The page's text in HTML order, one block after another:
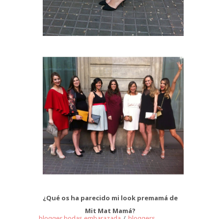
¿Qué os ha parecido mi look premamá de
Mit Mat Mamá?